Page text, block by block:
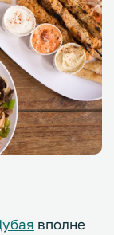
вполне